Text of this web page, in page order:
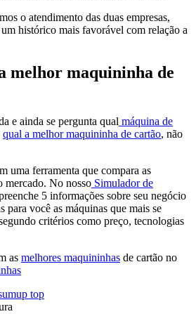
o atendimento das duas empresas,
histórico mais favorável com relação a
melhor maquininha de
e ainda se pergunta qual máquina de
qual a melhor maquininha de cartão, não
uma ferramenta que compara as
mercado. No nosso Simulador de
5 informações sobre seu negócio
para você as máquinas que mais se
critérios como preço, tecnologias
as melhores maquininhas de cartão no